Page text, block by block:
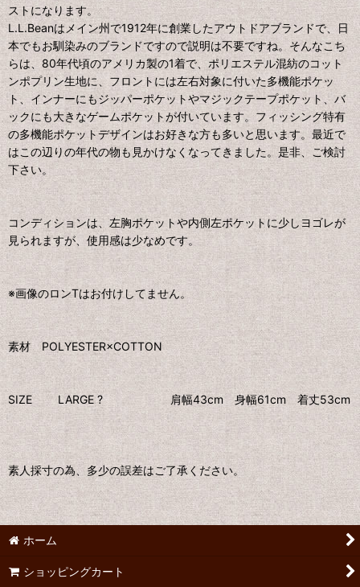
ストになります。
L.L.Beanはメイン州で1912年に創業したアウトドアブランドで、日
本でもお馴染みのブランドですので説明は不要ですね。そんなこち
らは、80年代頃のアメリカ製の1着で、ポリエステル混紡のコット
ンポプリン生地に、フロントには左右対象に付いた多機能ポケッ
ト、インナーにもジッパーポケットやマジックテープポケット、バ
ックにも大きなゲームポケットが付いています。フィッシング特有
の多機能ポケットデザインはお好きな方も多いと思います。最近で
はこの辺りの年代の物も見かけなくなってきました。是非、ご検討
下さい。
コンディションは、左胸ポケットや内側左ポケットに少しヨゴレが
見られますが、使用感は少なめです。
※画像のロンTはお付けしてません。
素材 POLYESTER×COTTON
SIZE LARGE ? 肩幅43cm 身幅61cm 着丈53cm
素人採寸の為、多少の誤差はご了承ください。
ホーム
ショッピングカート